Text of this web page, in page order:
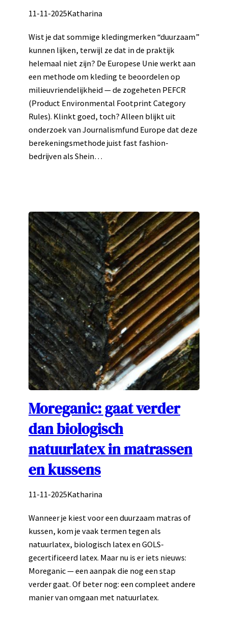
11-11-2025Katharina
Wist je dat sommige kledingmerken “duurzaam”
kunnen lijken, terwijl ze dat in de praktijk
helemaal niet zijn? De Europese Unie werkt aan
een methode om kleding te beoordelen op
milieuvriendelijkheid — de zogeheten PEFCR
(Product Environmental Footprint Category
Rules). Klinkt goed, toch? Alleen blijkt uit
onderzoek van Journalismfund Europe dat deze
berekeningsmethode juist fast fashion-
bedrijven als Shein…
Moreganic: gaat verder
dan biologisch
natuurlatex in matrassen
en kussens
11-11-2025Katharina
Wanneer je kiest voor een duurzaam matras of
kussen, kom je vaak termen tegen als
natuurlatex, biologisch latex en GOLS-
gecertificeerd latex. Maar nu is er iets nieuws:
Moreganic — een aanpak die nog een stap
verder gaat. Of beter nog: een compleet andere
manier van omgaan met natuurlatex.